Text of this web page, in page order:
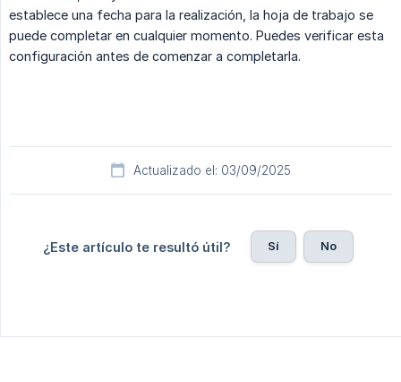
establece una fecha para la realización, la hoja de trabajo se
puede completar en cualquier momento. Puedes verificar esta
configuración antes de comenzar a completarla.
Actualizado el: 03/09/2025
¿Este artículo te resultó útil? Sí No